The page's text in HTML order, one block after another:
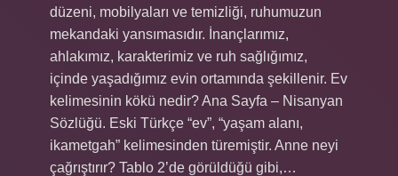
düzeni, mobilyaları ve temizliği, ruhumuzun
mekandaki yansımasıdır. İnançlarımız,
ahlakımız, karakterimiz ve ruh sağlığımız,
içinde yaşadığımız evin ortamında şekillenir. Ev
kelimesinin kökü nedir? Ana Sayfa – Nisanyan
Sözlüğü. Eski Türkçe “ev”, “yaşam alanı,
ikametgah” kelimesinden türemiştir. Anne neyi
çağrıştırır? Tablo 2’de görüldüğü gibi,…